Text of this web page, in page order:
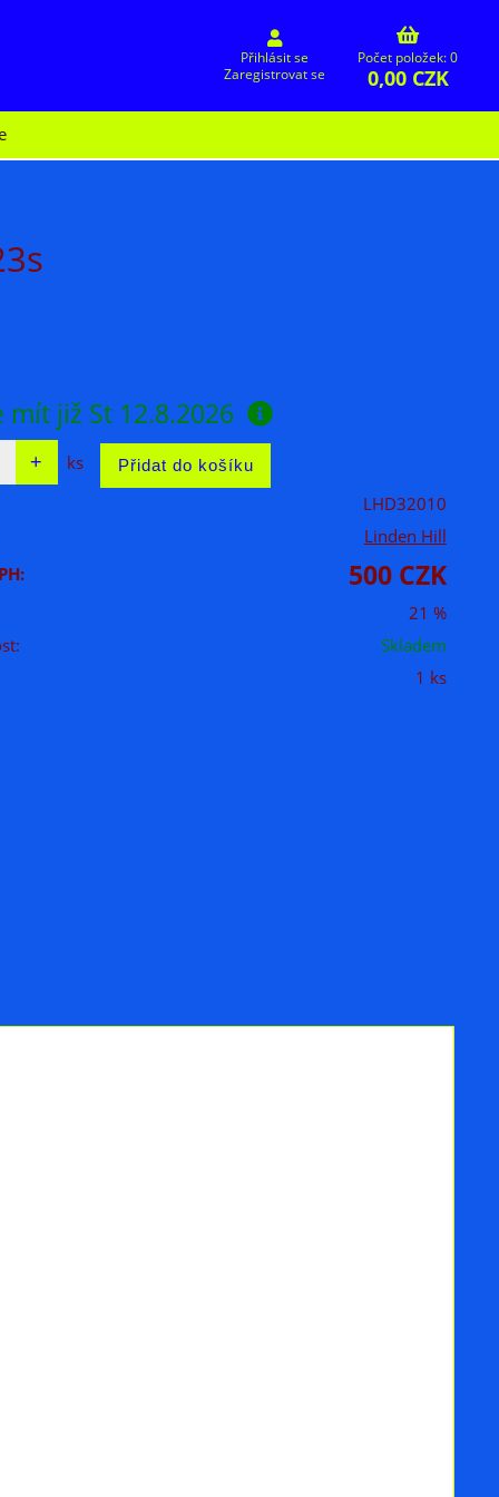
Přihlásit se
Zaregistrovat se
Počet položek: 0
0,00 CZK
mít již St 12.8.2026
ks
LHD32010
Linden Hill
500 CZK
21 %
Skladem
1 ks